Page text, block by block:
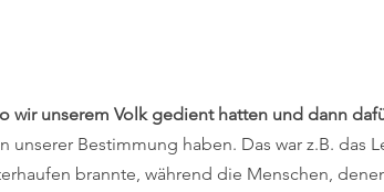
wir unserem Volk gedient hatten und dann
unserer Bestimmung haben. Das war z.B. das
brannte, während die Menschen,